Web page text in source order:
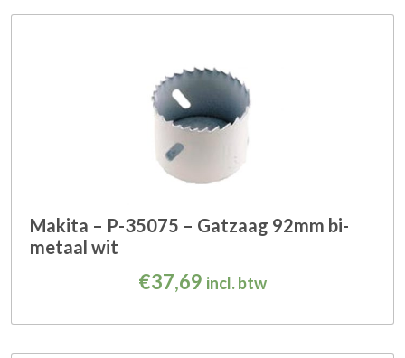
Makita – P-35075 – Gatzaag 92mm bi-
metaal wit
€37,69 incl. btw